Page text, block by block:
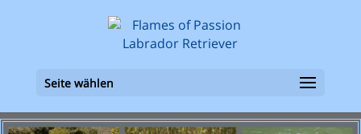
Seite wählen